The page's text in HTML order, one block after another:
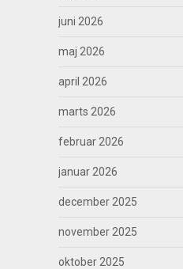
juni 2026
maj 2026
april 2026
marts 2026
februar 2026
januar 2026
december 2025
november 2025
oktober 2025